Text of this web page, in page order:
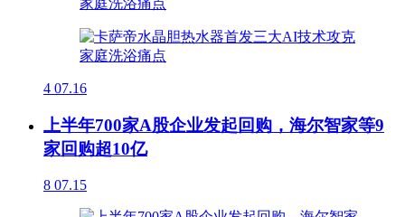
4 07.16
上半年700家A股企业发起回购，海尔智家等9
家回购超10亿
8 07.15